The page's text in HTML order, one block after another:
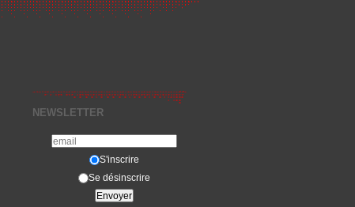
NEWSLETTER
S'inscrire
Se désinscrire